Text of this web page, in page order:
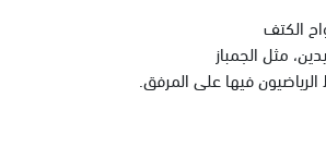
الكتف
مثل الجمباز
فيها على المرفق.